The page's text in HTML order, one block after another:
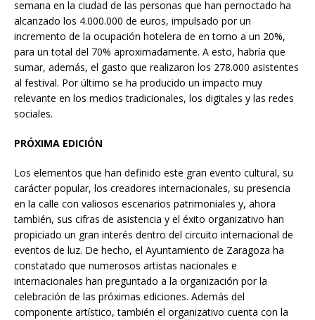
semana en la ciudad de las personas que han pernoctado ha
alcanzado los 4.000.000 de euros, impulsado por un
incremento de la ocupación hotelera de en torno a un 20%,
para un total del 70% aproximadamente. A esto, habría que
sumar, además, el gasto que realizaron los 278.000 asistentes
al festival. Por último se ha producido un impacto muy
relevante en los medios tradicionales, los digitales y las redes
sociales.
PRÓXIMA EDICIÓN
Los elementos que han definido este gran evento cultural, su
carácter popular, los creadores internacionales, su presencia
en la calle con valiosos escenarios patrimoniales y, ahora
también, sus cifras de asistencia y el éxito organizativo han
propiciado un gran interés dentro del circuito internacional de
eventos de luz. De hecho, el Ayuntamiento de Zaragoza ha
constatado que numerosos artistas nacionales e
internacionales han preguntado a la organización por la
celebración de las próximas ediciones. Además del
componente artístico, también el organizativo cuenta con la